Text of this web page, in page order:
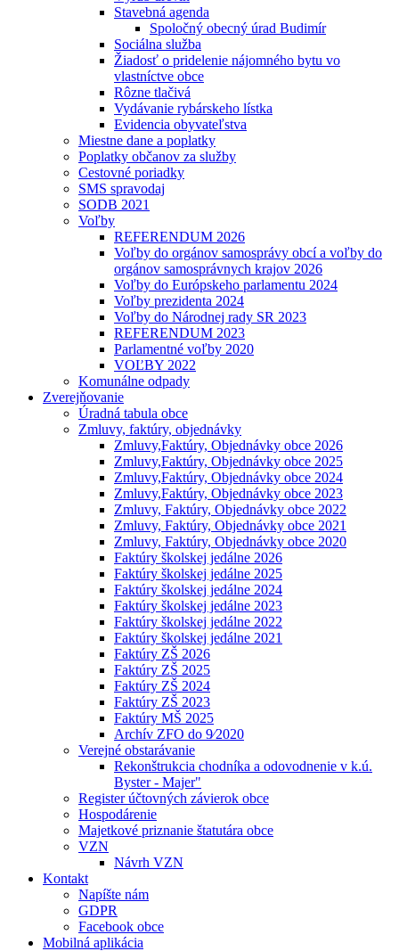
Stavebná agenda
Spoločný obecný úrad Budimír
Sociálna služba
Žiadosť o pridelenie nájomného bytu vo
vlastníctve obce
Rôzne tlačivá
Vydávanie rybárskeho lístka
Evidencia obyvateľstva
Miestne dane a poplatky
Poplatky občanov za služby
Cestovné poriadky
SMS spravodaj
SODB 2021
Voľby
REFERENDUM 2026
Voľby do orgánov samosprávy obcí a voľby do
orgánov samosprávnych krajov 2026
Voľby do Európskeho parlamentu 2024
Voľby prezidenta 2024
Voľby do Národnej rady SR 2023
REFERENDUM 2023
Parlamentné voľby 2020
VOĽBY 2022
Komunálne odpady
Zverejňovanie
Úradná tabula obce
Zmluvy, faktúry, objednávky
Zmluvy,Faktúry, Objednávky obce 2026
Zmluvy,Faktúry, Objednávky obce 2025
Zmluvy,Faktúry, Objednávky obce 2024
Zmluvy,Faktúry, Objednávky obce 2023
Zmluvy, Faktúry, Objednávky obce 2022
Zmluvy, Faktúry, Objednávky obce 2021
Zmluvy, Faktúry, Objednávky obce 2020
Faktúry školskej jedálne 2026
Faktúry školskej jedálne 2025
Faktúry školskej jedálne 2024
Faktúry školskej jedálne 2023
Faktúry školskej jedálne 2022
Faktúry školskej jedálne 2021
Faktúry ZŠ 2026
Faktúry ZŠ 2025
Faktúry ZŠ 2024
Faktúry ZŠ 2023
Faktúry MŠ 2025
Archív ZFO do 9⁄2020
Verejné obstarávanie
Rekonštrukcia chodníka a odovodnenie v k.ú.
Byster - Majer"
Register účtovných závierok obce
Hospodárenie
Majetkové priznanie štatutára obce
VZN
Návrh VZN
Kontakt
Napíšte nám
GDPR
Facebook obce
Mobilná aplikácia